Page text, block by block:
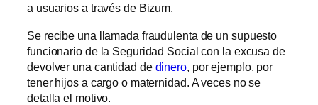
a usuarios a través de Bizum.
Se recibe una llamada fraudulenta de un supuesto
funcionario de la Seguridad Social con la excusa de
devolver una cantidad de dinero, por ejemplo, por
tener hijos a cargo o maternidad. A veces no se
detalla el motivo.